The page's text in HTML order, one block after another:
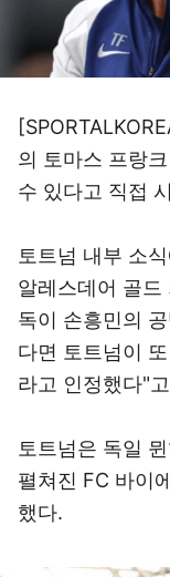
의 토마스 프랑
수 있다고 직접
토트넘 내부 소
알레스데어 골
독이 손흥민의
다면 토트넘이
라고 인정했다"
토트넘은 독일
펼쳐진 FC 바이
했다.